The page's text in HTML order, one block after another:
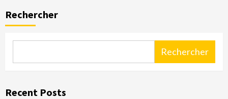
Rechercher
Rechercher
Recent Posts